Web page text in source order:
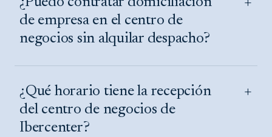
de empresa en el centro de
negocios sin alquilar despacho?
¿Qué horario tiene la recepción
del centro de negocios de
Ibercenter?
+